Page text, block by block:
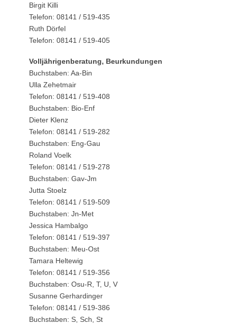
Birgit Killi
Telefon: 08141 / 519-435
Ruth Dörfel
Telefon: 08141 / 519-405
Volljährigenberatung, Beurkundungen
Buchstaben: Aa-Bin
Ulla Zehetmair
Telefon: 08141 / 519-408
Buchstaben: Bio-Enf
Dieter Klenz
Telefon: 08141 / 519-282
Buchstaben: Eng-Gau
Roland Voelk
Telefon: 08141 / 519-278
Buchstaben: Gav-Jm
Jutta Stoelz
Telefon: 08141 / 519-509
Buchstaben: Jn-Met
Jessica Hambalgo
Telefon: 08141 / 519-397
Buchstaben: Meu-Ost
Tamara Heltewig
Telefon: 08141 / 519-356
Buchstaben: Osu-R, T, U, V
Susanne Gerhardinger
Telefon: 08141 / 519-386
Buchstaben: S, Sch, St